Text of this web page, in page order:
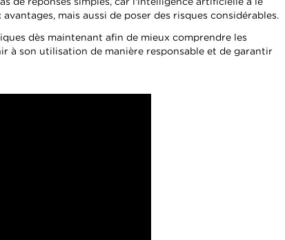
mais aussi de poser des risques considérables.
dès maintenant afin de mieux comprendre les
à son utilisation de manière responsable et de garantir